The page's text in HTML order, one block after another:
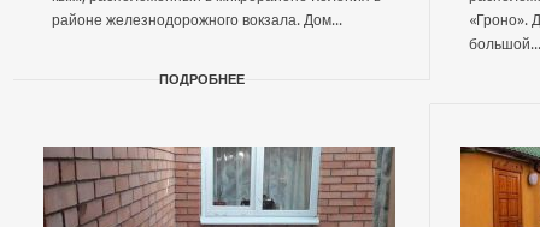
районе железнодорожного вокзала. Дом...
ПОДРОБНЕЕ
«Гроно».
большой...